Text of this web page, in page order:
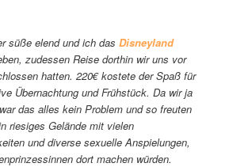
süße elend und ich dasDisneyland
zudessen Reise dorthin wir uns vor
hatten. 220€ kostete der Spaß für
Übernachtung und Frühstück. Da wir ja
das alles kein Problem und so freuten
riesiges Gelände mit vielen
und diverse sexuelle Anspielungen,
dort machen würden.